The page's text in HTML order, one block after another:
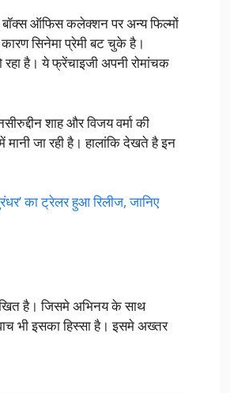
बॉक्स ऑफिस कलेक्शन पर अन्य फिल्मों
सिनेमा प्रेमी बट चुके है।
रहा है। ये फ्रेंचाइजी अपनी रोमांचक
शाह और विजय वर्मा की
जा रही है। हालांकि देखते है इन
का ट्रेलर हुआ रिलीज, जानिए
है। जिसमे अभिनय के साथ
भी इसका हिस्सा है। इसमे अख्तर